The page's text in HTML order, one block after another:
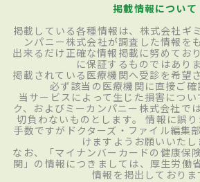
掲載情報について
掲載している各種情報は、株式会社ギ
ンパニー株式会社が調査した情報を
出来るだけ正確な情報掲載に努めてお
に保証するものではあり
掲載されている医療機関へ受診を希望
必ず該当の医療機関に直接ご確
当サービスによって生じた損害につ
ク、およびミーカンパニー株式会社で
切負わないものとします。 情報に誤
手数ですがドクターズ・ファイル編集
けますようお願いいたし
なお、「マイナンバーカードの健康保
関」の情報につきましては、厚生労働
情報を掲出しておりま